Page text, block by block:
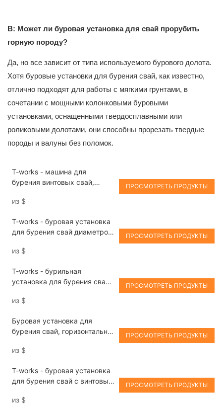
В: Может ли буровая установка для свай прорубить
горную породу?
Да, но все зависит от типа используемого бурового долота.
Хотя буровые установки для бурения свай, как известно,
отлично подходят для работы с мягкими грунтами, в
сочетании с мощными колонковыми буровыми
установками, оснащенными твердосплавными или
роликовыми долотами, они способны прорезать твердые
породы и валуны без поломок.
T-works - машина для
бурения винтовых свай,
небольшой шуруповерт
установка для бурения свай.
из $
ПРОСМОТРЕТЬ ПРОДУКТЫ
T-works - буровая установка
для бурения свай диаметром
из $
ПРОСМОТРЕТЬ ПРОДУКТЫ
T-works - бурильная
установка для бурения свай
из $
ПРОСМОТРЕТЬ ПРОДУКТЫ
Буровая установка для
бурения свай, горизонтально-
скважин, буровая установка
из $
ПРОСМОТРЕТЬ ПРОДУКТЫ
T-works - буровая установка
для бурения свай с винтовым
из $
ПРОСМОТРЕТЬ ПРОДУКТЫ